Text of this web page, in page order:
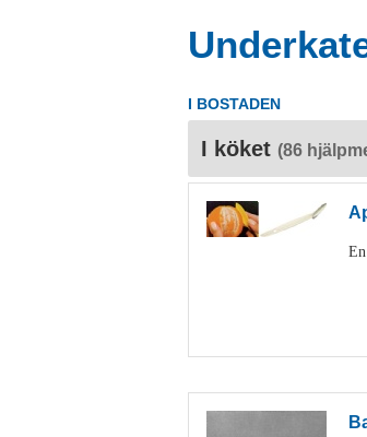
I BOSTADEN
I köket (86